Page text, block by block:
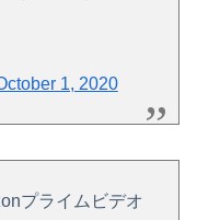
1, 2020
プライムビデオ